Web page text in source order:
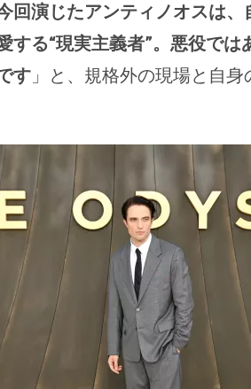
回演じたアンティノオスは
する“現実主義者”。悪役では
す 」と、規格外の現場と自